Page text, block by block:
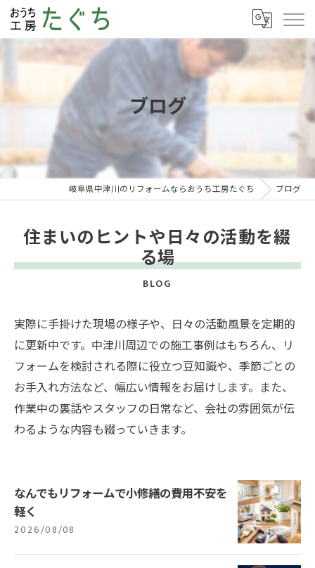
ブログ
岐阜県中津川のリフォームならおうち工房たぐち ブログ
住まいのヒントや日々の活動を綴
る場
BLOG
実際に手掛けた現場の様子や、日々の活動風景を定期的
に更新中です。中津川周辺での施工事例はもちろん、リ
フォームを検討される際に役立つ豆知識や、季節ごとの
お手入れ方法など、幅広い情報をお届けします。また、
作業中の裏話やスタッフの日常など、会社の雰囲気が伝
わるような内容も綴っていきます。
なんでもリフォームで小修繕の費用不安を
軽く
2026/08/08